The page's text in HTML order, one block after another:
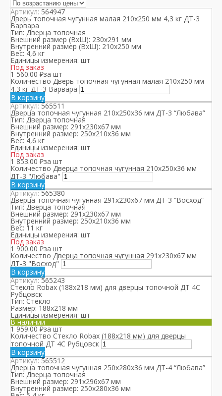
Артикул:564947
Дверь топочная чугунная малая 210х250 мм 4,3 кг ДТ-3
Варвара
Тип: Дверца топочная
Внешний размер (ВхШ): 230х291 мм
Внутренний размер (ВхШ): 210х250 мм
Вес: 4,6 кг
Единицы измерения: шт
Под заказ
1 560.00 ₽за шт
Количество Дверь топочная чугунная малая 210х250 мм
4,3 кг ДТ-3 Варвара
В корзину
Артикул:565511
Дверца топочная чугунная 210x250x36 мм ДТ-3 “Любава”
Тип: Дверца топочная
Внешний размер: 291х230х67 мм
Внутренний размер: 250х210х36 мм
Вес: 4,6 кг
Единицы измерения: шт
Под заказ
1 853.00 ₽за шт
Количество Дверца топочная чугунная 210x250x36 мм
ДТ-3 "Любава"
В корзину
Артикул:565380
Дверца топочная чугунная 291x230x67 мм ДТ-3 “Восход”
Тип: Дверца топочная
Внешний размер: 291x230x67 мм
Внутренний размер: 250x210x36 мм
Вес: 11 кг
Единицы измерения: шт
Под заказ
1 900.00 ₽за шт
Количество Дверца топочная чугунная 291x230x67 мм
ДТ-3 "Восход"
В корзину
Артикул:565243
Стекло Robax (188х218 мм) для дверцы топочной ДТ 4С
Рубцовск
Тип: Стекло
Размер: 188х218 мм
Единицы измерения: шт
В наличии
1 959.00₽за шт
Количество Стекло Robax (188х218 мм) для дверцы
топочной ДТ 4С Рубцовск
В корзину
Артикул:565512
Дверца топочная чугунная 250x280x36 мм ДТ-4 “Любава”
Тип: Дверца топочная
Внешний размер: 291x296х67 мм
Внутренний размер: 250x280х36 мм